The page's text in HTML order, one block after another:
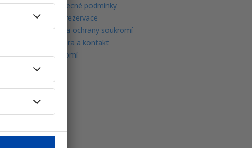
Všeobecné podmínky
Moje rezervace
Politika ochrany soukromí
Podpora a kontakt
Soukromí